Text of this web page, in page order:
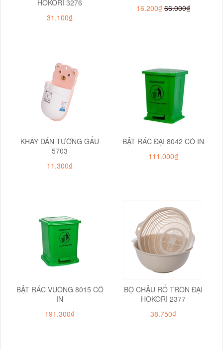
HOKORI 3276
31.100₫
16.200₫ 66.000₫
KHAY DÁN TƯỜNG GẤU
5703
11.300₫
BẬT RÁC ĐẠI 8042 CÓ IN
111.000₫
BẬT RÁC VUÔNG 8015 CÓ
IN
191.300₫
BỘ CHẬU RỔ TRÒN ĐẠI
HOKORI 2377
38.750₫